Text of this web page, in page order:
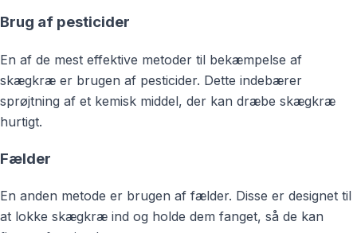
Brug af pesticider
En af de mest effektive metoder til bekæmpelse af
skægkræ er brugen af pesticider. Dette indebærer
sprøjtning af et kemisk middel, der kan dræbe skægkræ
hurtigt.
Fælder
En anden metode er brugen af fælder. Disse er designet til
at lokke skægkræ ind og holde dem fanget, så de kan